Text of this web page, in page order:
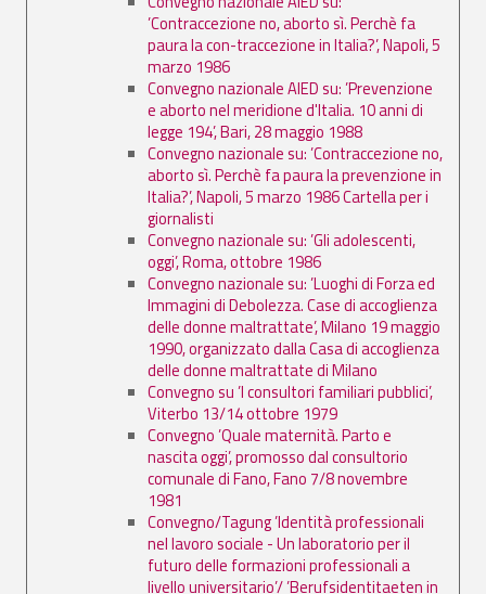
’Contraccezione no, aborto sì. Perchè fa
paura la con-traccezione in Italia?’, Napoli, 5
marzo 1986
Convegno nazionale AIED su: ’Prevenzione
e aborto nel meridione d'Italia. 10 anni di
legge 194’, Bari, 28 maggio 1988
Convegno nazionale su: ’Contraccezione no,
aborto sì. Perchè fa paura la prevenzione in
Italia?’, Napoli, 5 marzo 1986 Cartella per i
giornalisti
Convegno nazionale su: ’Gli adolescenti,
oggi’, Roma, ottobre 1986
Convegno nazionale su: ’Luoghi di Forza ed
Immagini di Debolezza. Case di accoglienza
delle donne maltrattate’, Milano 19 maggio
1990, organizzato dalla Casa di accoglienza
delle donne maltrattate di Milano
Convegno su ’I consultori familiari pubblici’,
Viterbo 13/14 ottobre 1979
Convegno ’Quale maternità. Parto e
nascita oggi’, promosso dal consultorio
comunale di Fano, Fano 7/8 novembre
1981
Convegno/Tagung ’Identità professionali
nel lavoro sociale - Un laboratorio per il
futuro delle formazioni professionali a
livello universitario’/ ’Berufsidentitaeten in